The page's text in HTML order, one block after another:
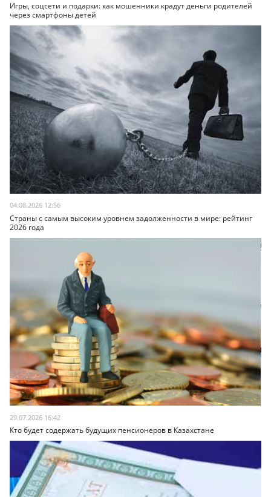
Игры, соцсети и подарки: как мошенники крадут деньги родителей
через смартфоны детей
04.08.2026 12:56
Страны с самым высоким уровнем задолженности в мире: рейтинг
2026 года
29.07.2026 16:42
Кто будет содержать будущих пенсионеров в Казахстане